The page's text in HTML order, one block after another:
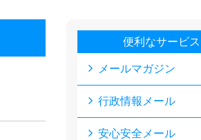
便利なサービス
メールマガジン
行政情報メール
安心安全メール